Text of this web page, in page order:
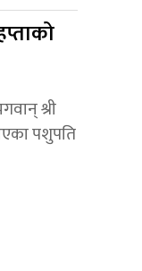
श्री
पशुपति